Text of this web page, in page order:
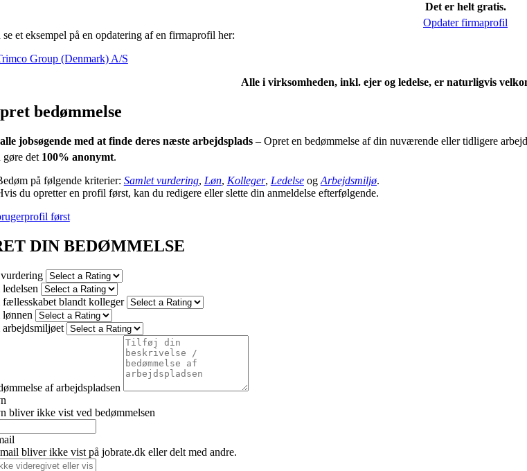
Det er helt gratis.
Opdater firmaprofil
et eksempel på en opdatering af en firmaprofil her:
Group (Denmark) A/S
Alle i virksomheden, inkl. ejer og ledelse, er naturligvis
bedømmelse
jobsøgende med at finde deres næste arbejdsplads– Opret en bedømmelse af din nuværende eller tidligere
det100% anonymt.
på følgende kriterier: Samlet vurdering, Løn, Kolleger, Ledelseog Arbejdsmiljø.
du opretter en profil først, kan du redigere eller slette din anmeldelse efterfølgende.
først
DIN BEDØMMELSE
fællesskabet blandt kolleger
af arbejdspladsen
bliver ikke vist ved bedømmelsen
bliver ikke vist på jobrate.dk eller delt med andre.